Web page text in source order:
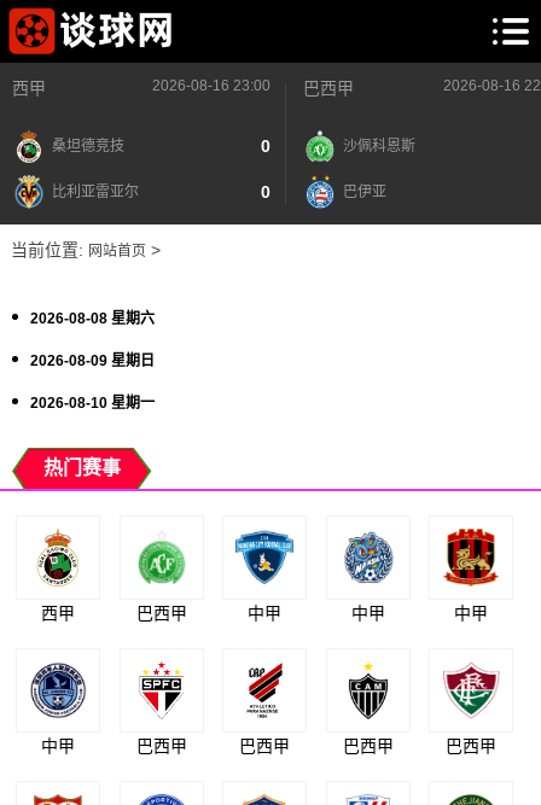
西甲 2026-08-16 23:00
桑坦德竞技 0
比利亚雷亚尔 0
巴西甲 2026-08-16
沙佩科恩斯
巴伊亚
当前位置: 网站首页>
2026-08-08 星期六
2026-08-09 星期日
2026-08-10 星期一
热门赛事
西甲 巴西甲 中甲 中甲 中甲
中甲 巴西甲 巴西甲 巴西甲 巴西甲